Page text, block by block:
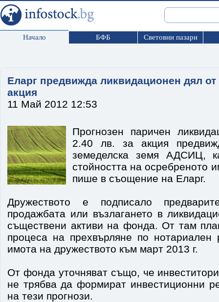
Начало БФБ Световни пазари
Еларг предвижда ликвидационен дял от
акция
11 Май 2012 12:53
Прогнозен паричен
2.40 лв. за акция
земеделска земя АДСИЦ,
стойността на осребреното
пише в съощение на Еларг.
Дружеството е подписало
продажбата или възлагането в
съществени активи на фонда. От там
процеса на прехвърляне по
имота на дружеството към март 2013 г.
От фонда уточняват също, че
не трябва да формират инвестиционни
на тези прогнози.